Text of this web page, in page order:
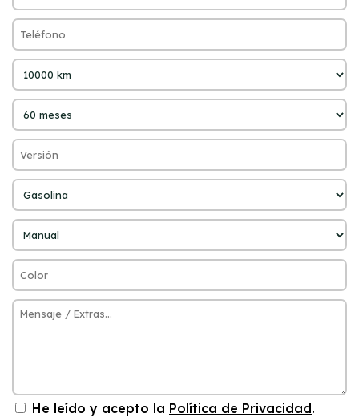
He leído y acepto la Política de Privacidad.